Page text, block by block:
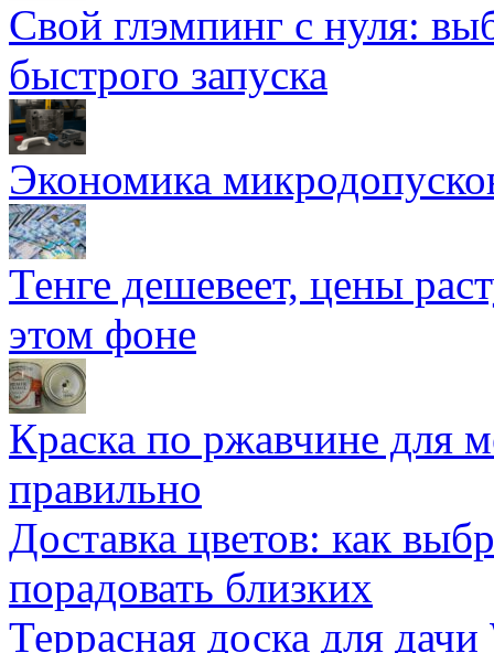
Свой глэмпинг с нуля:
быстрого запуска
Экономика
Тенге дешевеет, цены
этом фоне
Краска по ржавчине для
правильно
Доставка цветов: как
порадовать близких
Террасная доска для